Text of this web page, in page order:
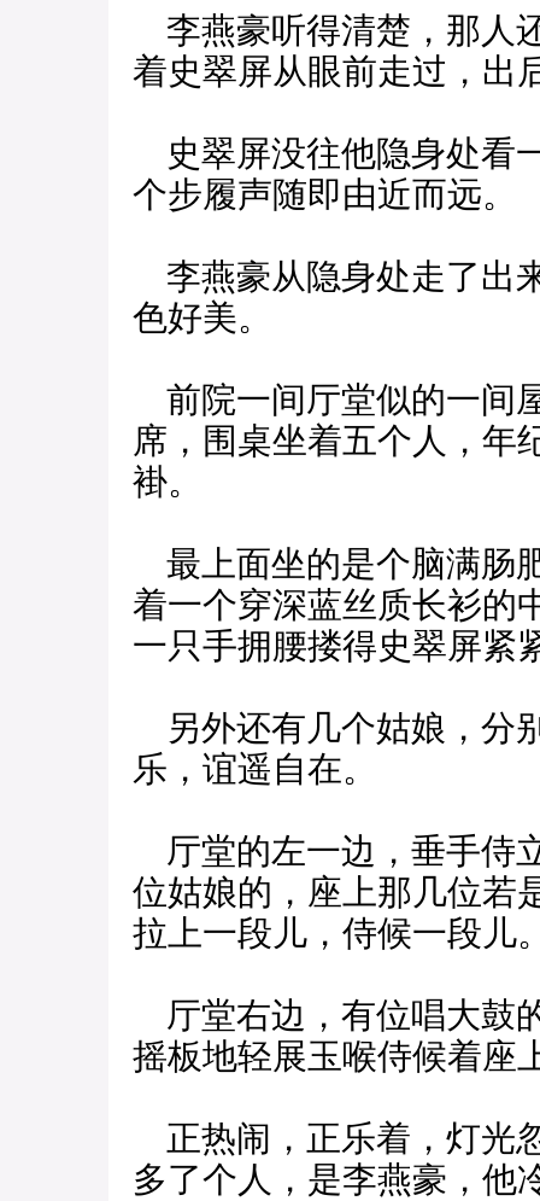
李燕豪听得清楚，那人
着史翠屏从眼前走过，出
史翠屏没往他隐身处看
个步履声随即由近而远。
李燕豪从隐身处走了出
色好美。
前院一间厅堂似的一间
席，围桌坐着五个人，年
褂。
最上面坐的是个脑满肠
着一个穿深蓝丝质长衫的
一只手拥腰搂得史翠屏紧
另外还有几个姑娘，分
乐，谊遥自在。
厅堂的左一边，垂手侍
位姑娘的，座上那几位若
拉上一段儿，侍候一段儿
厅堂右边，有位唱大鼓
摇板地轻展玉喉侍候着座
正热闹，正乐着，灯光
多了个人，是李燕豪，他